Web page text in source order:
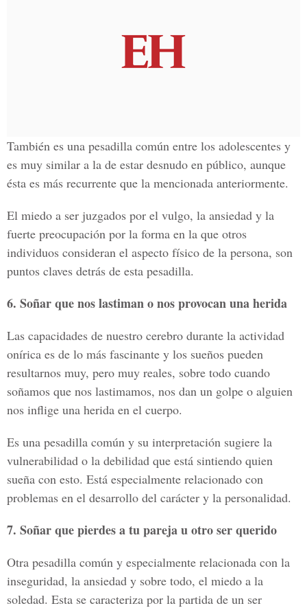
También es una pesadilla común entre los adolescentes y
es muy similar a la de estar desnudo en público, aunque
ésta es más recurrente que la mencionada anteriormente.
El miedo a ser juzgados por el vulgo, la ansiedad y la
fuerte preocupación por la forma en la que otros
individuos consideran el aspecto físico de la persona, son
puntos claves detrás de esta pesadilla.
6. Soñar que nos lastiman o nos provocan una herida
Las capacidades de nuestro cerebro durante la actividad
onírica es de lo más fascinante y los sueños pueden
resultarnos muy, pero muy reales, sobre todo cuando
soñamos que nos lastimamos, nos dan un golpe o alguien
nos inflige una herida en el cuerpo.
Es una pesadilla común y su interpretación sugiere la
vulnerabilidad o la debilidad que está sintiendo quien
sueña con esto. Está especialmente relacionado con
problemas en el desarrollo del carácter y la personalidad.
7. Soñar que pierdes a tu pareja u otro ser querido
Otra pesadilla común y especialmente relacionada con la
inseguridad, la ansiedad y sobre todo, el miedo a la
soledad. Esta se caracteriza por la partida de un ser